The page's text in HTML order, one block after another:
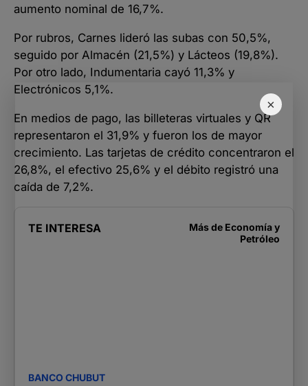
×
aumento nominal de 16,7%.
Por rubros, Carnes lideró las subas con 50,5%,
seguido por Almacén (21,5%) y Lácteos (19,8%).
Por otro lado, Indumentaria cayó 11,3% y
Electrónicos 5,1%.
En medios de pago, las billeteras virtuales y QR
representaron el 31,9% y fueron los de mayor
crecimiento. Las tarjetas de crédito concentraron el
26,8%, el efectivo 25,6% y el débito registró una
caída de 7,2%.
TE INTERESA Más de Economía y
Petróleo
BANCO CHUBUT